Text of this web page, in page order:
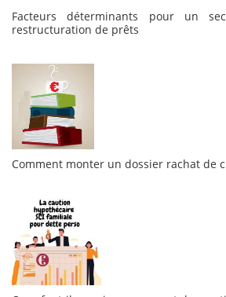
Facteurs déterminants pour un
restructuration de prêts
Comment monter un dossier rachat de